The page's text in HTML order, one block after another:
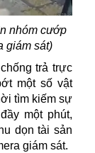
nhóm cướp
giám sát)
trả trực
một số vật
tìm kiếm sự
một phút,
dọn tài sản
giám sát.